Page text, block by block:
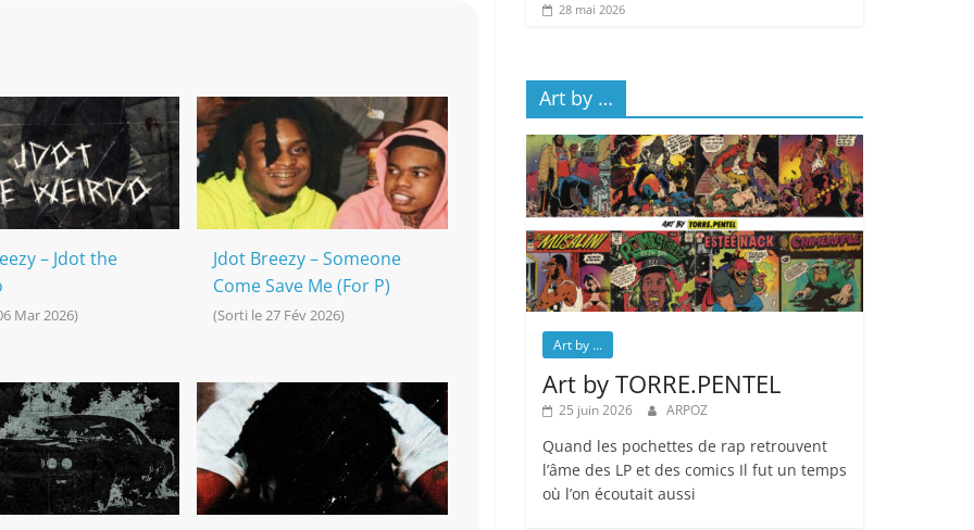
– Jdot the
Mar 2026)
Jdot Breezy – Someone
Come Save Me (For P)
(Sorti le 27 Fév 2026)
28 mai 2026
Art by …
Art by ...
Art by TORRE.PENTEL
25 juin 2026 ARPOZ
Quand les pochettes de rap retrouvent
l’âme des LP et des comics Il fut un temps
où l’on écoutait aussi